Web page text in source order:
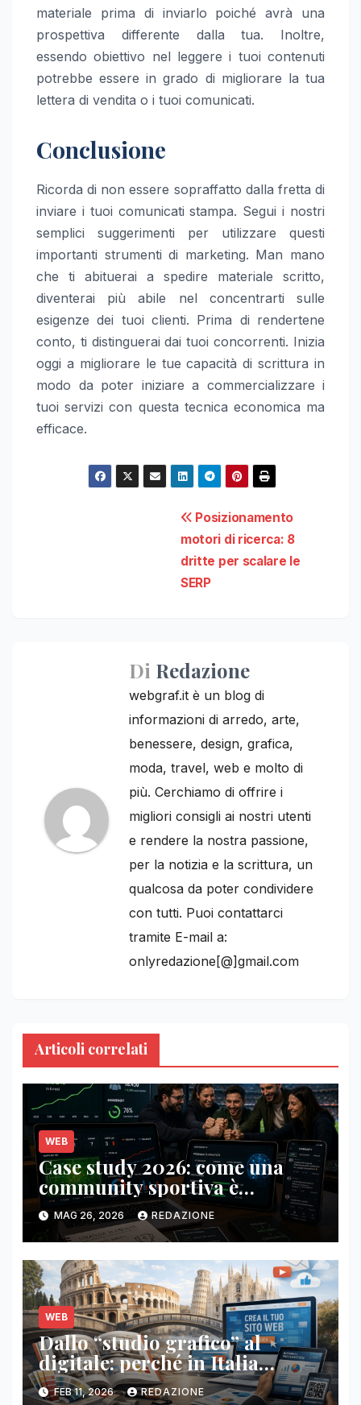
materiale prima di inviarlo poiché avrà una
prospettiva differente dalla tua. Inoltre,
essendo obiettivo nel leggere i tuoi contenuti
potrebbe essere in grado di migliorare la tua
lettera di vendita o i tuoi comunicati.
Conclusione
Ricorda di non essere sopraffatto dalla fretta di
inviare i tuoi comunicati stampa. Segui i nostri
semplici suggerimenti per utilizzare questi
importanti strumenti di marketing. Man mano
che ti abituerai a spedire materiale scritto,
diventerai più abile nel concentrarti sulle
esigenze dei tuoi clienti. Prima di rendertene
conto, ti distinguerai dai tuoi concorrenti. Inizia
oggi a migliorare le tue capacità di scrittura in
modo da poter iniziare a commercializzare i
tuoi servizi con questa tecnica economica ma
efficace.
Posizionamento
motori di ricerca: 8
dritte per scalare le
SERP
Di Redazione
webgraf.it è un blog di
informazioni di arredo, arte,
benessere, design, grafica,
moda, travel, web e molto di
più. Cerchiamo di offrire i
migliori consigli ai nostri utenti
e rendere la nostra passione,
per la notizia e la scrittura, un
qualcosa da poter condividere
con tutti. Puoi contattarci
tramite E-mail a:
onlyredazione[@]gmail.com
Articoli correlati
WEB
Case study 2026: come una
community sportiva è
triplicata in 6 mesi (playbook
incluso)
MAG 26, 2026 REDAZIONE
WEB
Dallo “studio grafico” al
digitale: perché in Italia
esplodono siti web e
FEB 11, 2026 REDAZIONE